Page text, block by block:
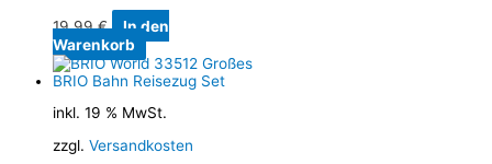
19,99€
In den
Warenkorb
inkl. 19 % MwSt.
zzgl. Versandkosten